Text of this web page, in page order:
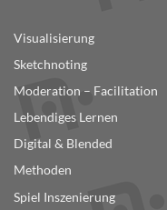
Visualisierung
Sketchnoting
Moderation – Facilitation
Lebendiges Lernen
Digital & Blended
Methoden
Spiel Inszenierung